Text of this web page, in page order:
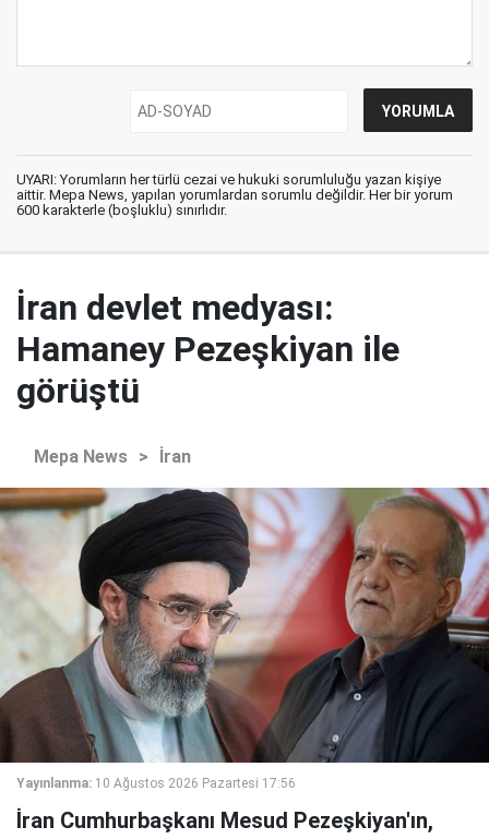
UYARI: Yorumların her türlü cezai ve hukuki sorumluluğu yazan kişiye
aittir. Mepa News, yapılan yorumlardan sorumlu değildir. Her bir yorum
600 karakterle (boşluklu) sınırlıdır.
İran devlet medyası:
Hamaney Pezeşkiyan ile
görüştü
Mepa News > İran
Yayınlanma: 10 Ağustos 2026 Pazartesi 17:56
İran Cumhurbaşkanı Mesud Pezeşkiyan'ın,